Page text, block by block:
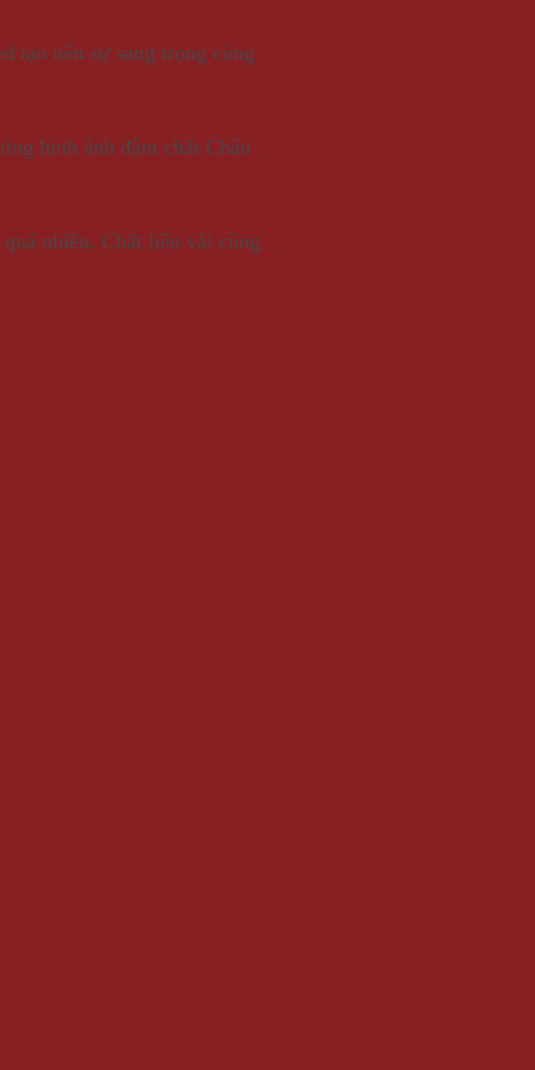
tạo nên sự sang trọng cùng
hình ảnh đậm chất Châu
nhiều. Chất liệu vải cùng